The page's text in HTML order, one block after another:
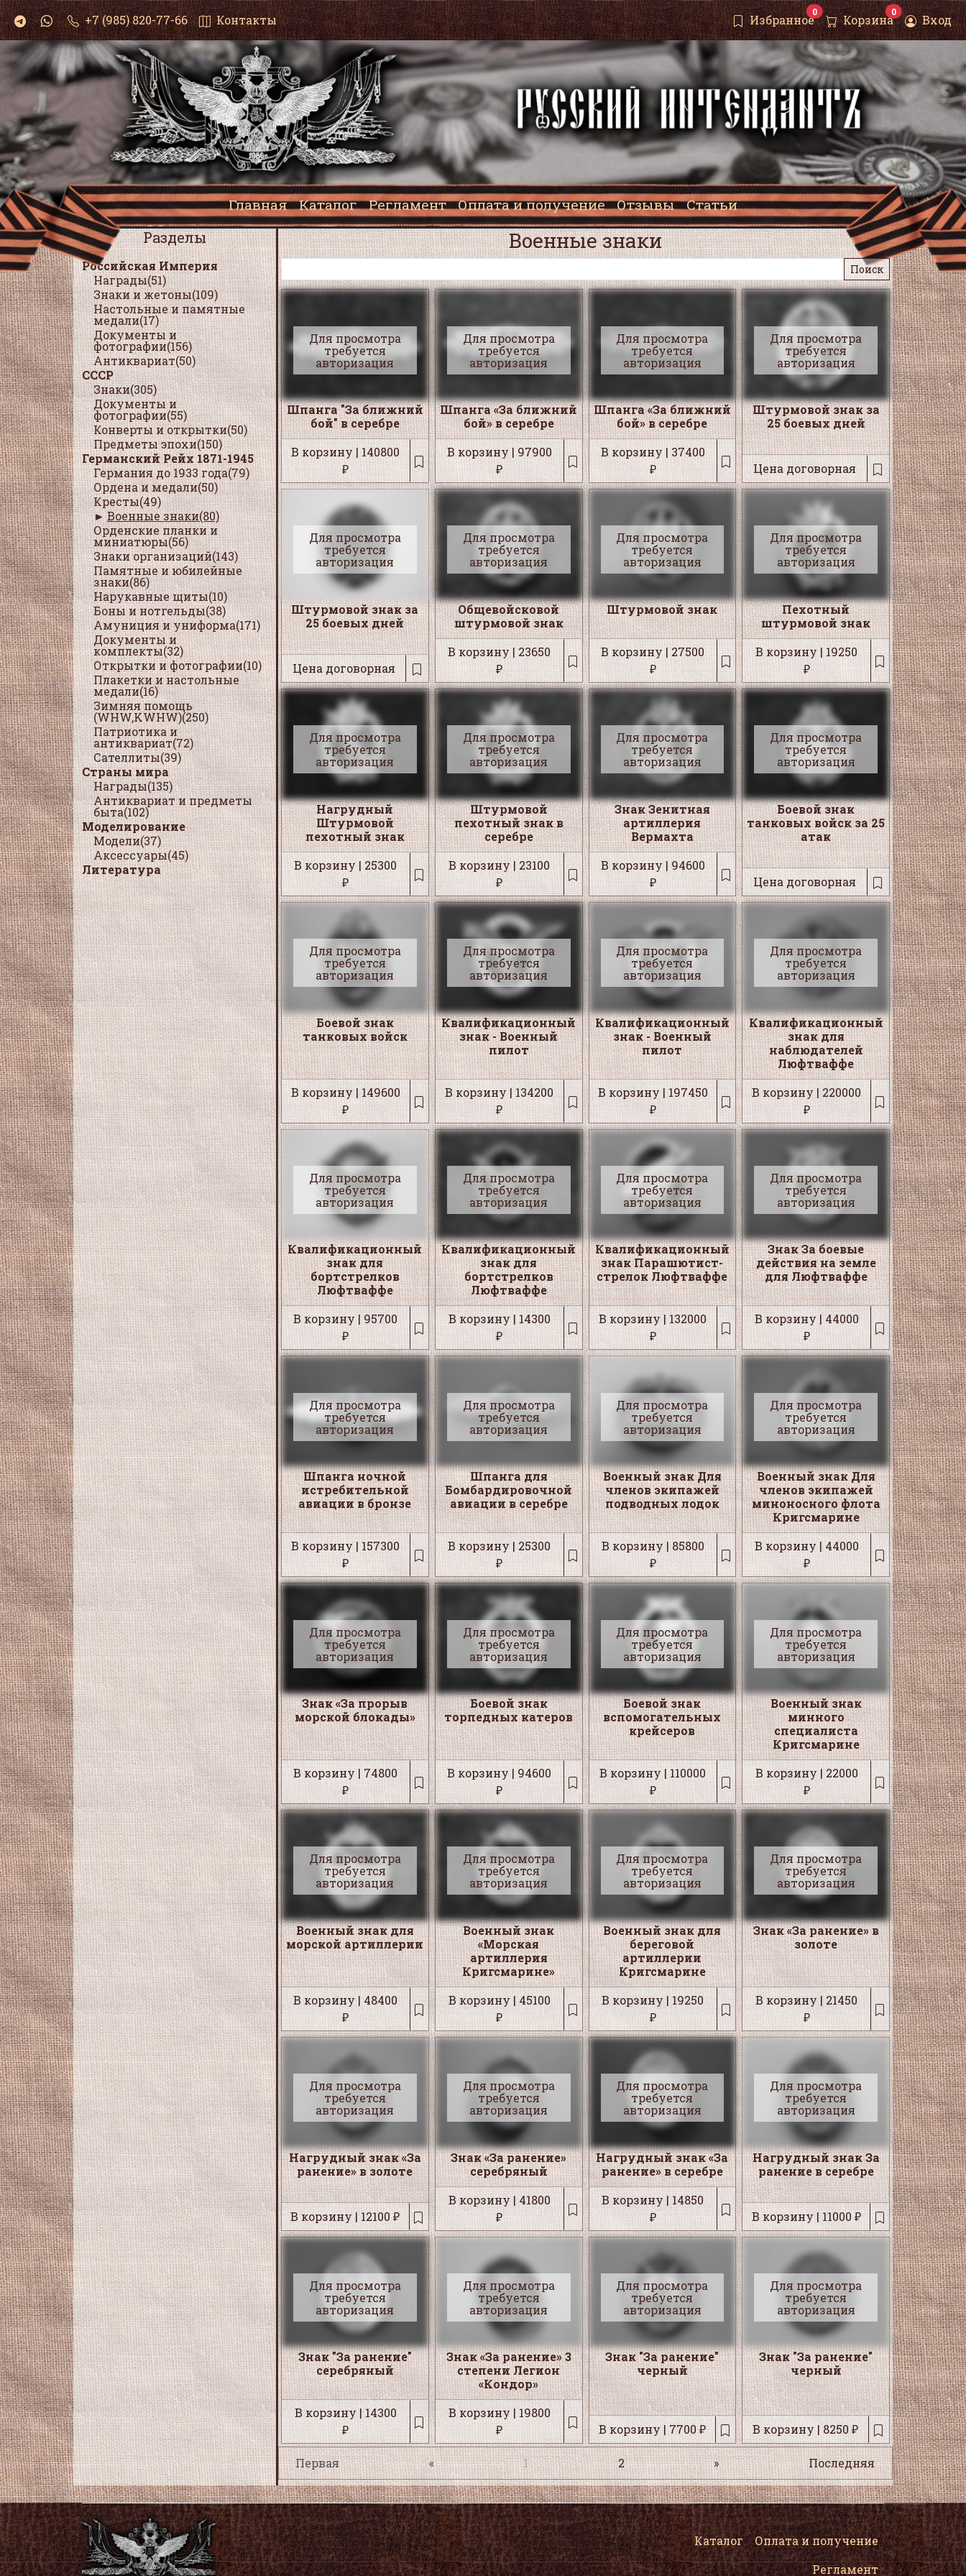
+7 (985) 820-77-66 Контакты Избранное
0
Корзина
0
Вход
Главная Каталог Регламент Оплата и получение Отзывы Статьи
Разделы
Российская Империя
Награды(51)
Знаки и жетоны(109)
Настольные и памятные
медали(17)
Документы и
фотографии(156)
Антиквариат(50)
СССР
Знаки(305)
Документы и
фотографии(55)
Конверты и открытки(50)
Предметы эпохи(150)
Германский Рейх 1871-1945
Германия до 1933 года(79)
Ордена и медали(50)
Кресты(49)
Военные знаки(80)
Орденские планки и
миниатюры(56)
Знаки организаций(143)
Памятные и юбилейные
знаки(86)
Нарукавные щиты(10)
Боны и нотгельды(38)
Амуниция и униформа(171)
Документы и
комплекты(32)
Открытки и фотографии(10)
Плакетки и настольные
медали(16)
Зимняя помощь
(WHW,KWHW)(250)
Патриотика и
антиквариат(72)
Сателлиты(39)
Страны мира
Награды(135)
Антиквариат и предметы
быта(102)
Моделирование
Модели(37)
Аксессуары(45)
Литература
Военные знаки
Для просмотра
требуется
авторизация
Шпанга "За ближний
бой" в серебре
В корзину | 140800
₽
Для просмотра
требуется
авторизация
Шпанга «За ближний
бой» в серебре
В корзину | 97900
₽
Для просмотра
требуется
авторизация
Шпанга «За ближний
бой» в серебре
В корзину | 37400
₽
Для просмотра
требуется
авторизация
Штурмовой знак за
25 боевых дней
Цена договорная
Для просмотра
требуется
авторизация
Штурмовой знак за
25 боевых дней
Цена договорная
Для просмотра
требуется
авторизация
Общевойсковой
штурмовой знак
В корзину | 23650
₽
Для просмотра
требуется
авторизация
Штурмовой знак
В корзину | 27500
₽
Для просмотра
требуется
авторизация
Пехотный
штурмовой знак
В корзину | 19250
₽
Для просмотра
требуется
авторизация
Нагрудный
Штурмовой
пехотный знак
В корзину | 25300
₽
Для просмотра
требуется
авторизация
Штурмовой
пехотный знак в
серебре
В корзину | 23100
₽
Для просмотра
требуется
авторизация
Знак Зенитная
артиллерия
Вермахта
В корзину | 94600
₽
Для просмотра
требуется
авторизация
Боевой знак
танковых войск за 25
атак
Цена договорная
Для просмотра
требуется
авторизация
Боевой знак
танковых войск
В корзину | 149600
₽
Для просмотра
требуется
авторизация
Квалификационный
знак - Военный
пилот
В корзину | 134200
₽
Для просмотра
требуется
авторизация
Квалификационный
знак - Военный
пилот
В корзину | 197450
₽
Для просмотра
требуется
авторизация
Квалификационный
знак для
наблюдателей
Люфтваффе
В корзину | 220000
₽
Для просмотра
требуется
авторизация
Квалификационный
знак для
бортстрелков
Люфтваффе
В корзину | 95700
₽
Для просмотра
требуется
авторизация
Квалификационный
знак для
бортстрелков
Люфтваффе
В корзину | 14300
₽
Для просмотра
требуется
авторизация
Квалификационный
знак Парашютист-
стрелок Люфтваффе
В корзину | 132000
₽
Для просмотра
требуется
авторизация
Знак За боевые
действия на земле
для Люфтваффе
В корзину | 44000
₽
Для просмотра
требуется
авторизация
Шпанга ночной
истребительной
авиации в бронзе
В корзину | 157300
₽
Для просмотра
требуется
авторизация
Шпанга для
Бомбардировочной
авиации в серебре
В корзину | 25300
₽
Для просмотра
требуется
авторизация
Военный знак Для
членов экипажей
подводных лодок
В корзину | 85800
₽
Для просмотра
требуется
авторизация
Военный знак Для
членов экипажей
миноносного флота
Кригсмарине
В корзину | 44000
₽
Для просмотра
требуется
авторизация
Знак «За прорыв
морской блокады»
В корзину | 74800
₽
Для просмотра
требуется
авторизация
Боевой знак
торпедных катеров
В корзину | 94600
₽
Для просмотра
требуется
авторизация
Боевой знак
вспомогательных
крейсеров
В корзину | 110000
₽
Для просмотра
требуется
авторизация
Военный знак
минного
специалиста
Кригсмарине
В корзину | 22000
₽
Для просмотра
требуется
авторизация
Военный знак для
морской артиллерии
В корзину | 48400
₽
Для просмотра
требуется
авторизация
Военный знак
«Морская
артиллерия
Кригсмарине»
В корзину | 45100
₽
Для просмотра
требуется
авторизация
Военный знак для
береговой
артиллерии
Кригсмарине
В корзину | 19250
₽
Для просмотра
требуется
авторизация
Знак «За ранение» в
золоте
В корзину | 21450
₽
Для просмотра
требуется
авторизация
Нагрудный знак «За
ранение» в золоте
В корзину | 12100 ₽
Для просмотра
требуется
авторизация
Знак «За ранение»
серебряный
В корзину | 41800
₽
Для просмотра
требуется
авторизация
Нагрудный знак «За
ранение» в серебре
В корзину | 14850
₽
Для просмотра
требуется
авторизация
Нагрудный знак За
ранение в серебре
В корзину | 11000 ₽
Для просмотра
требуется
авторизация
Знак "За ранение"
серебряный
В корзину | 14300
₽
Для просмотра
требуется
авторизация
Знак «За ранение» 3
степени Легион
«Кондор»
В корзину | 19800
₽
Для просмотра
требуется
авторизация
Знак "За ранение"
черный
В корзину | 7700 ₽
Для просмотра
требуется
авторизация
Знак "За ранение"
черный
В корзину | 8250 ₽
Первая « 1 2 » Последняя
Каталог
Оплата и получение
Регламент